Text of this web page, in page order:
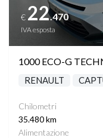
€ 22.470
IVA esposta
1000 ECO-G
RENAULT
Chilometri
35.480 km
Alimentazione